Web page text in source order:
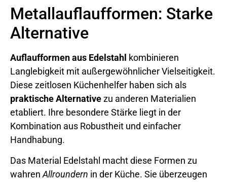
Metallauflaufformen: Starke
Alternative
Auflaufformen aus Edelstahl kombinieren
Langlebigkeit mit außergewöhnlicher Vielseitigkeit.
Diese zeitlosen Küchenhelfer haben sich als
praktische Alternativezu anderen Materialien
etabliert. Ihre besondere Stärke liegt in der
Kombination aus Robustheit und einfacher
Handhabung.
Das Material Edelstahl macht diese Formen zu
wahrenAllroundern in der Küche. Sie überzeugen